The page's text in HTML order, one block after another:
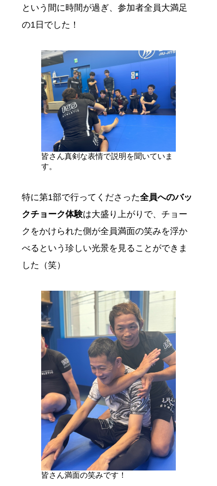
という間に時間が過ぎ、参加者全員大満足
の1日でした！
皆さん真剣な表情で説明を聞いていま
す。
特に第1部で行ってくださった全員へのバッ
クチョーク体験は大盛り上がりで、チョー
クをかけられた側が全員満面の笑みを浮か
べるという珍しい光景を見ることができま
した（笑）
皆さん満面の笑みです！